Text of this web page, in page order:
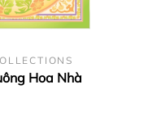
Hoa Nhà